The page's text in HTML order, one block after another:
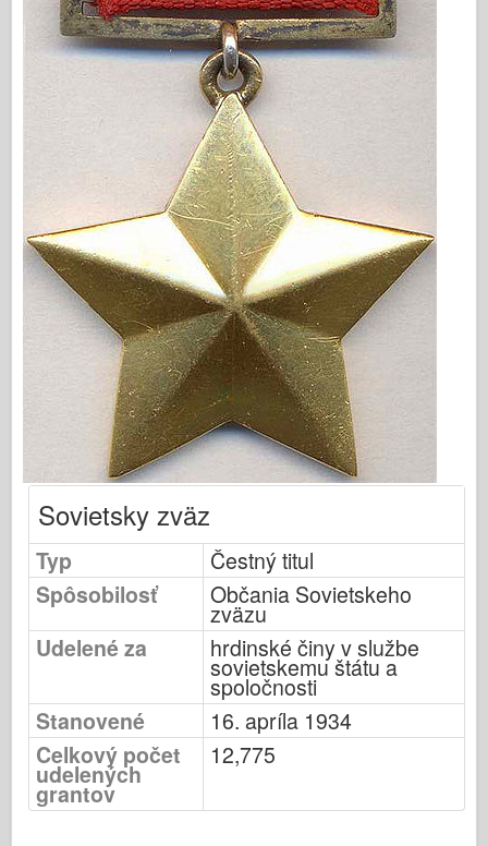
Vydavateľstvo Osprey
Letka Signál
TankPower (Sila nádrže)
Nákladné vozidlá a nádrže
Waffen-Arsenal
Wydawnictwo Militaria
Maquettes (Maquettes)
Akadémia
Modely esa
Klub AFV
Airfix
Vzdušné sily
AZ Model
Čierny pes
Cyber-Hobby (Počítačový koníček)
Dnepromodel (Dnepromodel)
Dragon
Eduard
Jemné formy
Sily Valoru
FriulModel
Hasegawa
Sovietsky zväz
Typ
Čestný titul
Spôsobilosť
Občania Sovietskeho
zväzu
Udelené za
hrdinské činy v službe
sovietskemu štátu a
spoločnosti
Stanovené
16. apríla 1934
Celkový počet
udelených
grantov
12,775